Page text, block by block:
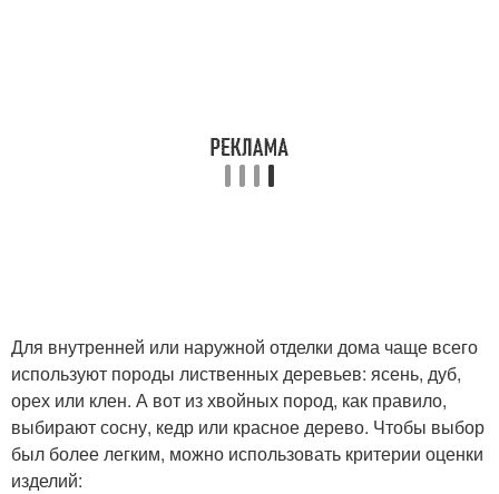
Для внутренней или наружной отделки дома чаще всего
используют породы лиственных деревьев: ясень, дуб,
орех или клен. А вот из хвойных пород, как правило,
выбирают сосну, кедр или красное дерево. Чтобы выбор
был более легким, можно использовать критерии оценки
изделий: